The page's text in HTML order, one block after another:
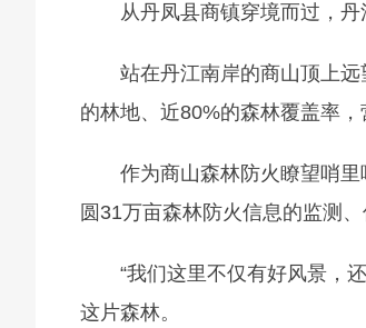
从丹凤县商镇穿境而过，
站在丹江南岸的商山顶上
的林地、近80%的森林覆盖率，
作为商山森林防火瞭望哨
圆31万亩森林防火信息的监测、
“我们这里不仅有好风景，
这片森林。